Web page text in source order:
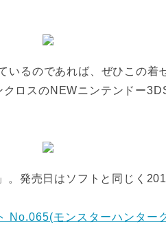
いるのであれば、ぜひこの着
ロスのNEWニンテンドー
発売日はソフトと同じく
No.065(モンスターハンター